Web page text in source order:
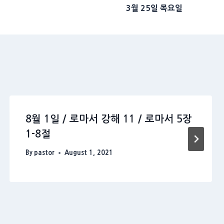
3월 25일 목요일
8월 1일 / 로마서 강해 11 / 로마서 5장
1-8절
By pastor August 1, 2021